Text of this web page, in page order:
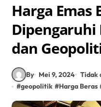
Harga
Dipengaruhi
dan
By Mei 9, 2024 Tidak
#geopolitik #Harga Beras